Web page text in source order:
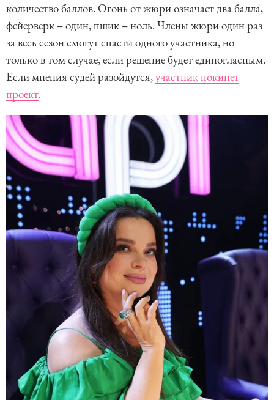
количество баллов. Огонь от жюри означает два балла,
фейерверк – один, пшик – ноль. Члены жюри один раз
за весь сезон смогут спасти одного участника, но
только в том случае, если решение будет единогласным.
Если мнения судей разойдутся,участник покинет
проект.